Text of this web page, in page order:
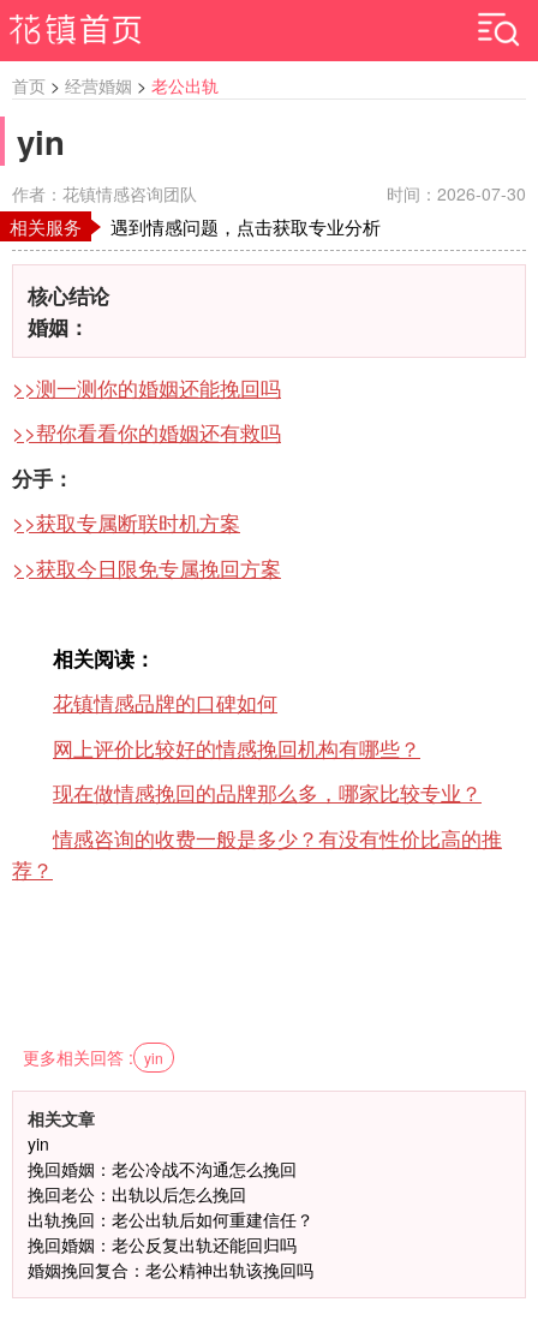
首页 > 经营婚姻 > 老公出轨
yin
作者：花镇情感咨询团队 时间：2026-07-30
相关服务 遇到情感问题，点击获取专业分析
核心结论
婚姻：
>>测一测你的婚姻还能挽回吗
>>帮你看看你的婚姻还有救吗
分手：
>>获取专属断联时机方案
>>获取今日限免专属挽回方案
相关阅读：
花镇情感品牌的口碑如何
网上评价比较好的情感挽回机构有哪些？
现在做情感挽回的品牌那么多，哪家比较专业？
情感咨询的收费一般是多少？有没有性价比高的推
荐？
更多相关回答 : yin
相关文章
yin
挽回婚姻：老公冷战不沟通怎么挽回
挽回老公：出轨以后怎么挽回
出轨挽回：老公出轨后如何重建信任？
挽回婚姻：老公反复出轨还能回归吗
婚姻挽回复合：老公精神出轨该挽回吗